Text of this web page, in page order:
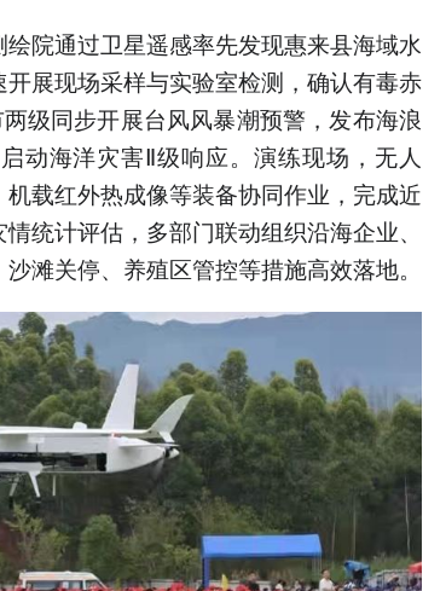
院通过卫星遥感率先发现惠来县海域水
展现场采样与实验室检测，确认有毒赤
级同步开展台风风暴潮预警，发布海浪
动海洋灾害Ⅱ级响应。演练现场，无人
载红外热成像等装备协同作业，完成近
统计评估，多部门联动组织沿海企业、
滩关停、养殖区管控等措施高效落地。